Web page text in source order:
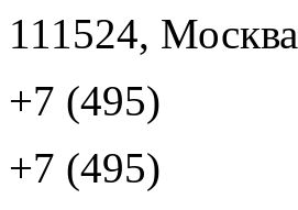
111524,
+7 (495)
+7 (495)